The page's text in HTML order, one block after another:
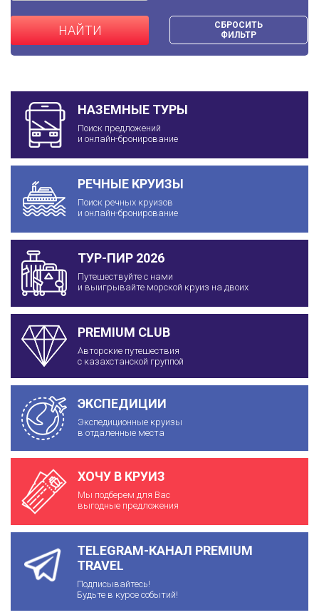
НАЙТИ
СБРОСИТЬ
ФИЛЬТР
НАЗЕМНЫЕ ТУРЫ
Поиск предложений
и онлайн-бронирование
РЕЧНЫЕ КРУИЗЫ
Поиск речных круизов
и онлайн-бронирование
ТУР-ПИР 2026
Путешествуйте с нами
и выигрывайте морской круиз на двоих
PREMIUM CLUB
Авторские путешествия
с казахстанской группой
ЭКСПЕДИЦИИ
Экспедиционные круизы
в отдаленные места
ХОЧУ В КРУИЗ
Мы подберем для Вас
выгодные предложения
TELEGRAM-КАНАЛ PREMIUM
TRAVEL
Подписывайтесь!
Будьте в курсе событий!